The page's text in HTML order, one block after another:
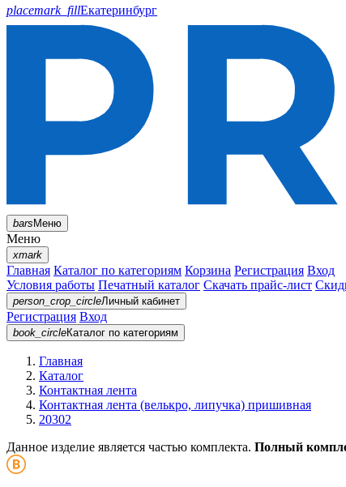
placemark_fillЕкатеринбург
barsМеню
Меню
xmark
Главная Каталог по категориям Корзина Регистрация Вход
Условия работы Печатный каталог Скачать прайс-лист
person_crop_circleЛичный кабинет
Регистрация Вход
book_circleКаталог по категориям
Главная
Каталог
Контактная лента
Контактная лента (велькро, липучка) пришивная
20302
Данное изделие является частью комплекта. Полный